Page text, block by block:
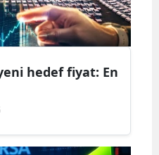
hedef fiyat: En